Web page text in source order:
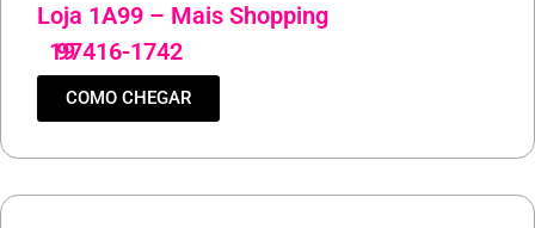
Loja 1A99 – Mais Shopping
19
97416-1742
COMO CHEGAR